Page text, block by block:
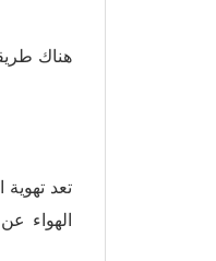
هناك
تعد
الهواء